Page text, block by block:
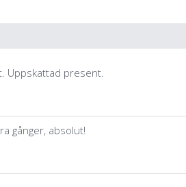
Uppskattad present.
gånger, absolut!